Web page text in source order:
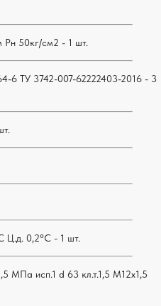
Рн 50кг/см2 - 1 шт.
6 ТУ 3742-007-62222403-2016 - 3
Ц.д. 0,2°С - 1 шт.
МПа исп.1 d 63 кл.т.1,5 М12х1,5